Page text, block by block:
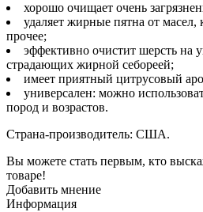
хорошо очищает очень
удаляет жирные пятна от масел,
прочее;
эффективно очистит шерсть на
страдающих жирной себореей;
имеет приятный цитрусовый
универсален: можно
пород и возрастов.
Страна-производитель: США.
Вы можете стать первым, кто
товаре!
Добавить мнение
Информация